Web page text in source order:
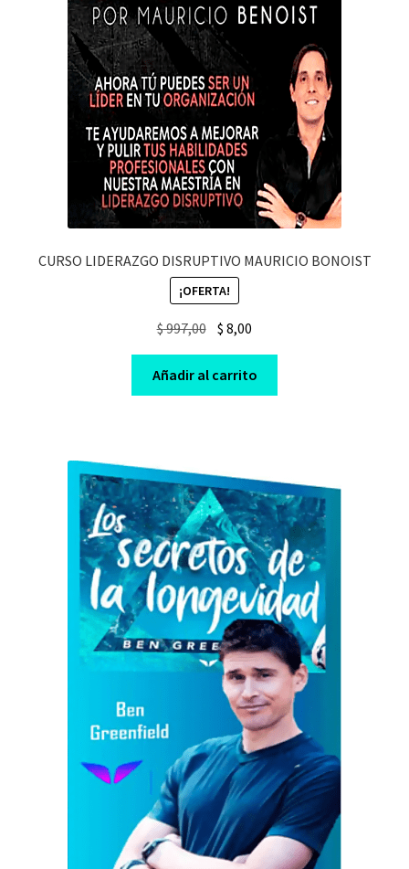
CURSO LIDERAZGO DISRUPTIVO MAURICIO BONOIST
¡OFERTA!
$997,00 Original
price
was:
$ 997,00.
$ 8,00
price
is:
$ 8,00.
Añadir al carrito